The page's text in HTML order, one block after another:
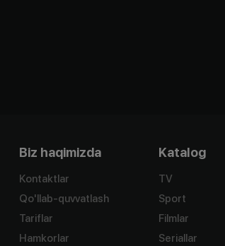
Biz haqimizda
Kontaktlar
Qo'llab-quvvatlash
Tariflar
Hamkorlar
Katalog
TV
Sport
Filmlar
Seriallar